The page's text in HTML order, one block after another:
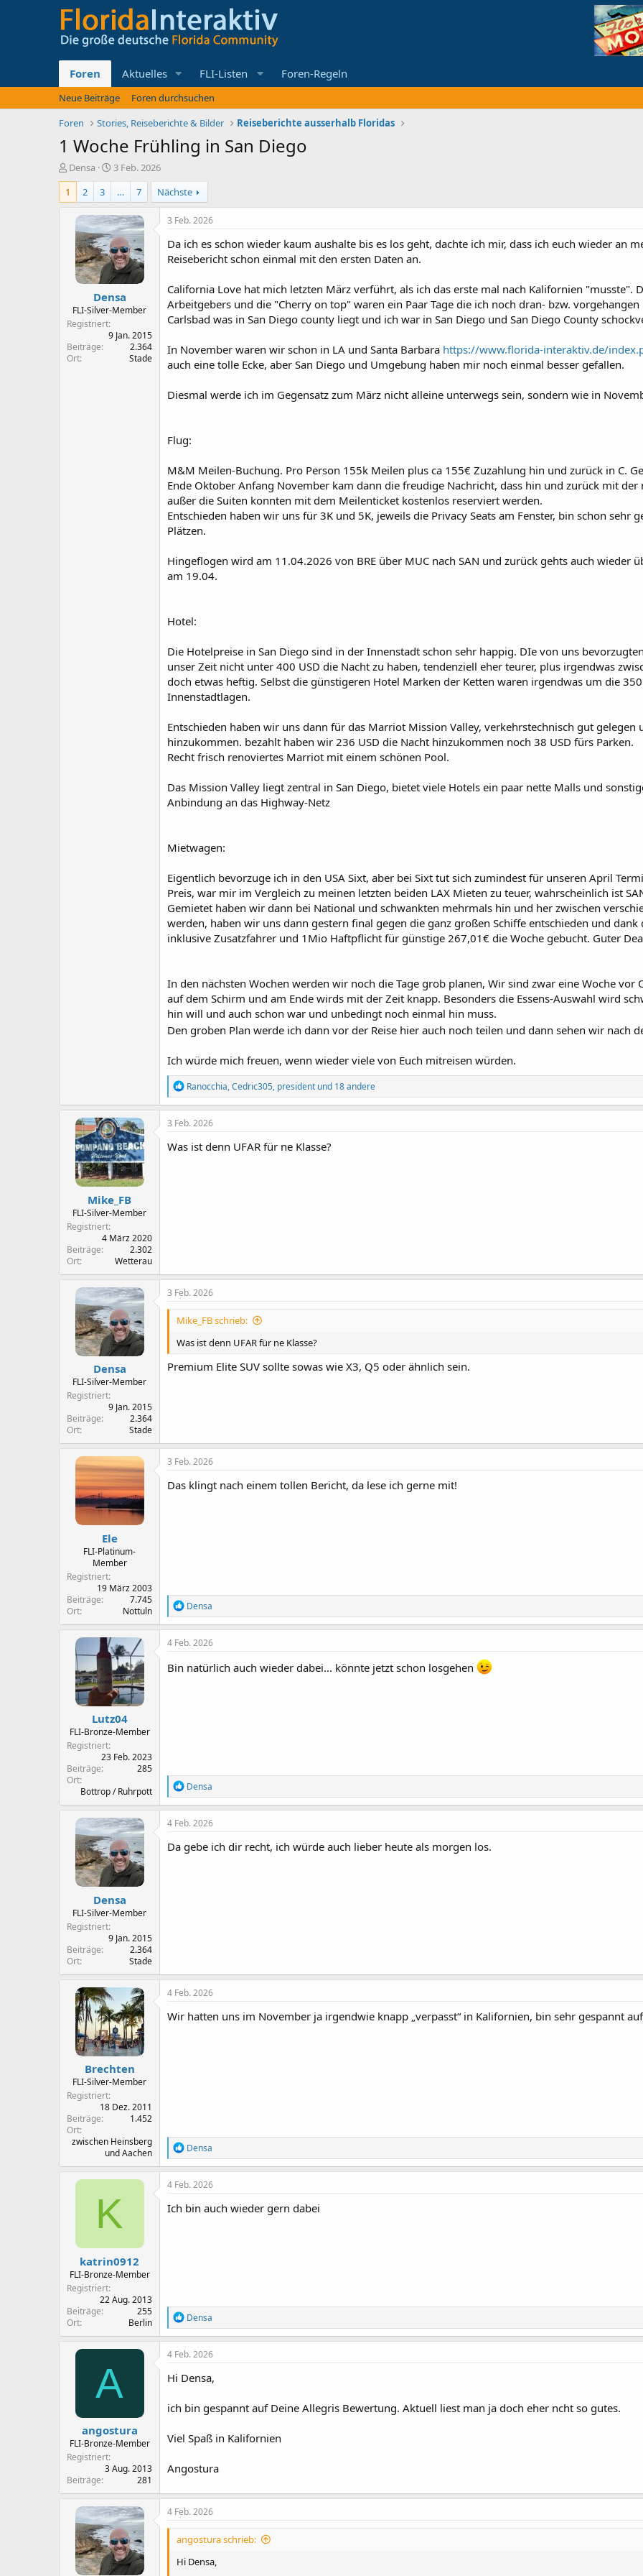
Foren Aktuelles FLI-Listen Foren-Regeln
Neue Beiträge
Foren durchsuchen
Foren
Stories, Reiseberichte & Bilder Reiseberichte ausserhalb Floridas
1 Woche Frühling in San Diego
E
r
s
t
Densa
E
r
t
e
l
l
t
a
m
3 Feb. 2026
1
2 3 … 7 Nächste
Densa
FLI-Silver-Member
Registriert
9 Jan. 2015
Beiträge
2.364
Ort
Stade
3 Feb. 2026
Da ich es schon wieder kaum aushalte bis es los geht, dachte ich mir, dass ich euch wieder an
Reisebericht schon einmal mit den ersten Daten an.
California Love hat mich letzten März verführt, als ich das erste mal nach Kalifornien "musste".
Arbeitgebers und die "Cherry on top" waren ein Paar Tage die ich noch dran- bzw.
Carlsbad was in San Diego county liegt und ich war in San Diego und San Diego County
In November waren wir schon in LA und Santa Barbara https://www.florida-interaktiv.de/
auch eine tolle Ecke, aber San Diego und Umgebung haben mir noch einmal besser gefallen.
Diesmal werde ich im Gegensatz zum März nicht alleine unterwegs sein, sondern wie in
Flug:
M&M Meilen-Buchung. Pro Person 155k Meilen plus ca 155€ Zuzahlung hin und zurück in C.
Ende Oktober Anfang November kam dann die freudige Nachricht, dass hin und zurück mit
außer die Suiten konnten mit dem Meilenticket kostenlos reserviert werden.
Entschieden haben wir uns für 3K und 5K, jeweils die Privacy Seats am Fenster, bin schon sehr
Plätzen.
Hingeflogen wird am 11.04.2026 von BRE über MUC nach SAN und zurück gehts auch wieder
am 19.04.
Hotel:
Die Hotelpreise in San Diego sind in der Innenstadt schon sehr happig. DIe von uns
unser Zeit nicht unter 400 USD die Nacht zu haben, tendenziell eher teurer, plus irgendwas
doch etwas heftig. Selbst die günstigeren Hotel Marken der Ketten waren irgendwas um die
Innenstadtlagen.
Entschieden haben wir uns dann für das Marriot Mission Valley, verkehrstechnisch gut
hinzukommen. bezahlt haben wir 236 USD die Nacht hinzukommen noch 38 USD fürs Parken.
Recht frisch renoviertes Marriot mit einem schönen Pool.
Das Mission Valley liegt zentral in San Diego, bietet viele Hotels ein paar nette Malls und
Anbindung an das Highway-Netz
Mietwagen:
Eigentlich bevorzuge ich in den USA Sixt, aber bei Sixt tut sich zumindest für unseren April
Preis, war mir im Vergleich zu meinen letzten beiden LAX Mieten zu teuer, wahrscheinlich ist
Gemietet haben wir dann bei National und schwankten mehrmals hin und her zwischen
werden, haben wir uns dann gestern final gegen die ganz großen Schiffe entschieden und dank
inklusive Zusatzfahrer und 1Mio Haftpflicht für günstige 267,01€ die Woche gebucht. Guter
In den nächsten Wochen werden wir noch die Tage grob planen, Wir sind zwar eine Woche
auf dem Schirm und am Ende wirds mit der Zeit knapp. Besonders die Essens-Auswahl wird
hin will und auch schon war und unbedingt noch einmal hin muss.
Den groben Plan werde ich dann vor der Reise hier auch noch teilen und dann sehen wir nach
Ich würde mich freuen, wenn wieder viele von Euch mitreisen würden.
R
e
a
k
i
o
Ranocchia,Cedric305, president und 18 andere
Mike_FB
FLI-Silver-Member
Registriert
4 März 2020
Beiträge
2.302
Ort
Wetterau
3 Feb. 2026
Was ist denn UFAR für ne Klasse?
Densa
FLI-Silver-Member
Registriert
9 Jan. 2015
Beiträge
2.364
Ort
Stade
3 Feb. 2026
Mike_FB schrieb:
Was ist denn UFAR für ne Klasse?
Premium Elite SUV sollte sowas wie X3, Q5 oder ähnlich sein.
Ele
FLI-Platinum-
Member
Registriert
19 März 2003
Beiträge
7.745
Ort
Nottuln
3 Feb. 2026
Das klingt nach einem tollen Bericht, da lese ich gerne mit!
R
e
a
k
o
Densa
Lutz04
FLI-Bronze-Member
Registriert
23 Feb. 2023
Beiträge
285
Ort
Bottrop / Ruhrpott
4 Feb. 2026
Bin natürlich auch wieder dabei... könnte jetzt schon losgehen
R
e
a
k
i
o
Densa
Densa
FLI-Silver-Member
Registriert
9 Jan. 2015
Beiträge
2.364
Ort
Stade
4 Feb. 2026
Da gebe ich dir recht, ich würde auch lieber heute als morgen los.
Brechten
FLI-Silver-Member
Registriert
18 Dez. 2011
Beiträge
1.452
Ort
zwischen Heinsberg
und Aachen
4 Feb. 2026
Wir hatten uns im November ja irgendwie knapp „verpasst“ in Kalifornien, bin sehr gespannt
R
e
a
k
i
o
Densa
K
katrin0912
FLI-Bronze-Member
Registriert
22 Aug. 2013
Beiträge
255
Ort
Berlin
4 Feb. 2026
Ich bin auch wieder gern dabei
R
e
a
k
i
o
e
Densa
A
angostura
FLI-Bronze-Member
Registriert
3 Aug. 2013
Beiträge
281
4 Feb. 2026
Hi Densa,
ich bin gespannt auf Deine Allegris Bewertung. Aktuell liest man ja doch eher ncht so gutes.
Viel Spaß in Kalifornien
Angostura
4 Feb. 2026
angostura schrieb:
Hi Densa,